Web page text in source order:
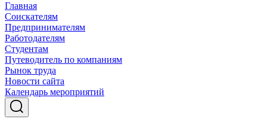
Главная
Соискателям
Предпринимателям
Работодателям
Студентам
Путеводитель по компаниям
Рынок труда
Новости сайта
Календарь мероприятий